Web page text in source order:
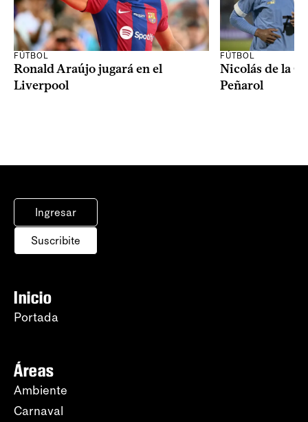
FÚTBOL
Ronald Araújo jugará en el
Liverpool
FÚTBOL
Nicolás de la
Peñarol
Ingresar
Suscribite
Inicio
Portada
Áreas
Ambiente
Carnaval